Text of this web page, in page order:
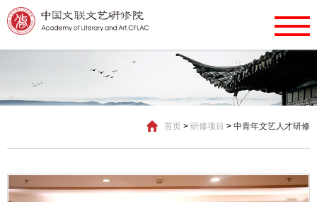
首页 > 研修项目 > 中青年文艺人才研修